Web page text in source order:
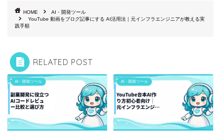
HOME
AI・開発ツール
YouTube 動画をブログ記事にする AI活用法｜元インフラエンジニアが教える実
践手順
RELATED POST
AI・開発ツール AI・開発ツール